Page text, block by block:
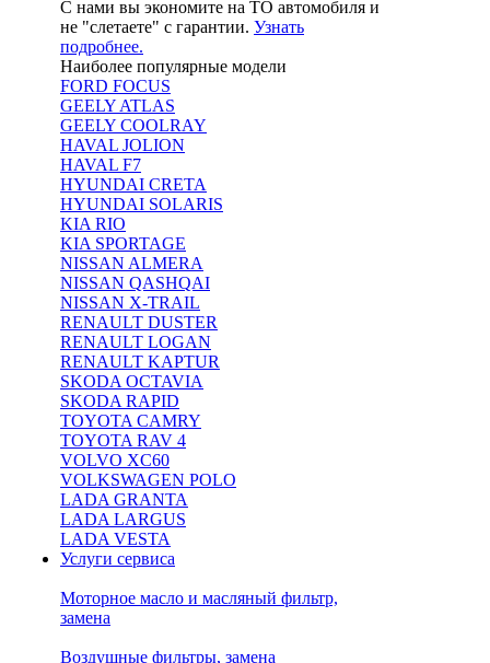
С нами вы экономите на ТО автомобиля и
не "слетаете" с гарантии. Узнать
подробнее.
Наиболее популярные модели
FORD FOCUS
GEELY ATLAS
GEELY COOLRAY
HAVAL JOLION
HAVAL F7
HYUNDAI CRETA
HYUNDAI SOLARIS
KIA RIO
KIA SPORTAGE
NISSAN ALMERA
NISSAN QASHQAI
NISSAN X-TRAIL
RENAULT DUSTER
RENAULT LOGAN
RENAULT KAPTUR
SKODA OCTAVIA
SKODA RAPID
TOYOTA CAMRY
TOYOTA RAV 4
VOLVO XC60
VOLKSWAGEN POLO
LADA GRANTA
LADA LARGUS
LADA VESTA
Услуги сервиса
Моторное масло и масляный фильтр,
замена
Воздушные фильтры, замена